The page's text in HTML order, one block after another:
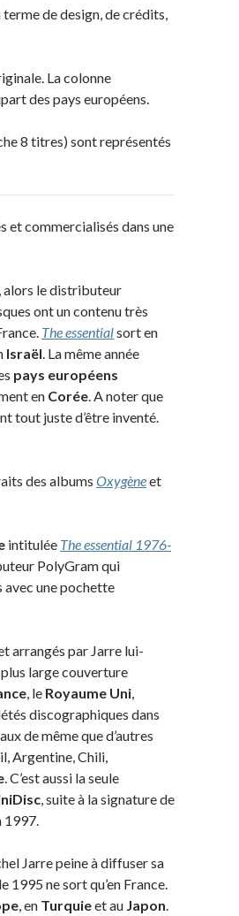
de design, de crédits,
La colonne
des pays européens.
8 titres) sont représentés
et commercialisés dans une
alors le distributeur
ont un contenu très
The essentialsort en
Israël. La même année
pays européens
en Corée. A noter que
tout juste d’être inventé.
des albums Oxygèneet
intitulée The essential 1976-
PolyGram qui
avec une pochette
arrangés par Jarre lui-
large couverture
, le Royaume Uni,
discographiques dans
de même que d’autres
Argentine, Chili,
. C’est aussi la seule
, suite à la signature de
1997.
Jarre peine à diffuser sa
1995 ne sort qu’en France.
, en Turquieet au Japon.